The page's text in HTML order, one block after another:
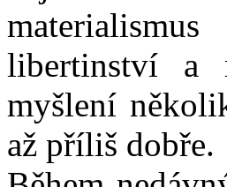
libertinství a
myšlení
až příliš dobře.